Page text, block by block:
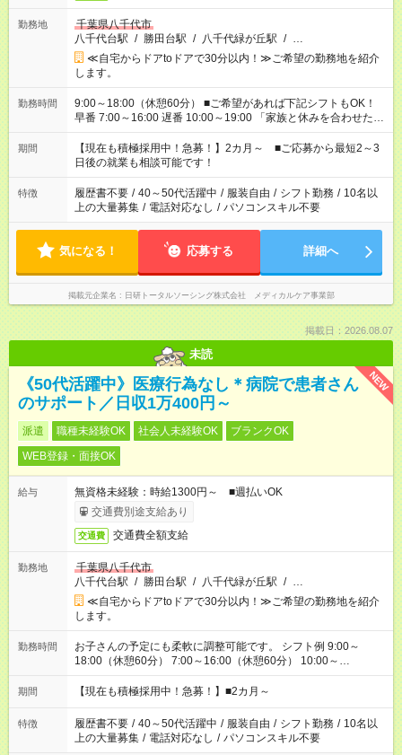
勤務地
千葉県八千代市
八千代台駅 / 勝田台駅 / 八千代緑が丘駅 / …
≪自宅からドアtoドアで30分以内！≫ご希望の勤務地を紹介
します。
勤務時間
9:00～18:00（休憩60分） ■ご希望があれば下記シフトもOK！
早番 7:00～16:00 遅番 10:00～19:00 「家族と休みを合わせた
い」 「余裕を持って夕飯の準備がしたい」 「できれば残業はし
たくない」 など、ご希望を教えてくださいね。 ※Wワーク希望
の方へ 今ご覧のお仕事で希望する勤務時間と、もう1つのお仕事
の勤務時間。 合計で週40時間を超える場合は応募できません。
期間
【現在も積極採用中！急募！】2カ月～ ■ご応募から最短2～3
日後の就業も相談可能です！
特徴 履歴書不要 / 40～50代活躍中 / 服装自由 / シフト勤務 / 10名以
上の大量募集 / 電話対応なし / パソコンスキル不要
気になる！ 応募する 詳細へ
掲載元企業名 日研トータルソーシング株式会社 メディカルケア事業部
掲載日：2026.08.07
未読
NEW
《50代活躍中》医療行為なし＊病院で患者さん
のサポート／日収1万400円～
派遣 職種未経験OK 社会人未経験OK
ブランクOK
WEB登録・面接OK
給与
無資格未経験：時給1300円～ ■週払いOK
交通費別途支給あり
交通費 交通費全額支給
勤務地
千葉県八千代市
八千代台駅 / 勝田台駅 / 八千代緑が丘駅 / …
≪自宅からドアtoドアで30分以内！≫ご希望の勤務地を紹介
します。
勤務時間
お子さんの予定にも柔軟に調整可能です。 シフト例 9:00～
18:00（休憩60分） 7:00～16:00（休憩60分） 10:00～
19:00（休憩60分） ※Wワーク希望の方へ 今ご覧のお仕事で希
望する勤務時間と、もう1つのお仕事の勤務時間の合計が 週40
期間 【現在も積極採用中！急募！】■2カ月～
特徴 履歴書不要 / 40～50代活躍中 / 服装自由 / シフト勤務 / 10名以
上の大量募集 / 電話対応なし / パソコンスキル不要